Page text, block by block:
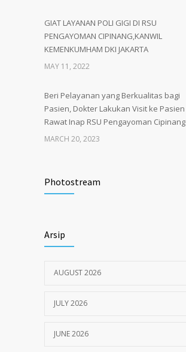
GIAT LAYANAN POLI GIGI DI RSU
PENGAYOMAN CIPINANG,KANWIL
KEMENKUMHAM DKI JAKARTA
MAY 11, 2022
Beri Pelayanan yang Berkualitas bagi
Pasien, Dokter Lakukan Visit ke Pasien
Rawat Inap RSU Pengayoman Cipinang
MARCH 20, 2023
RSU Pengayoman
Photostream
Arsip
AUGUST 2026
JULY 2026
JUNE 2026